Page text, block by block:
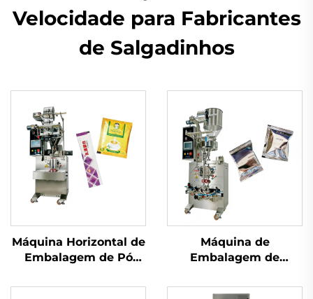
Velocidade para Fabricantes
de Salgadinhos
Máquina Horizontal de
Embalagem de Pó
Máquina de
Embalagem de
Uso Duplo